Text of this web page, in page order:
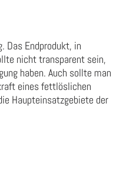
Das Endprodukt, in
nicht transparent sein,
haben. Auch sollte man
eines fettlöslichen
Haupteinsatzgebiete der